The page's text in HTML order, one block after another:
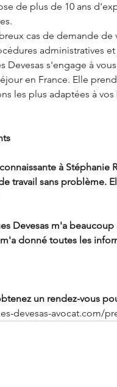
de plus de 10 ans
cas de demande
administratives
Devesas s'engage à
en France. Elle
les plus adaptées à vos
à
travail sans problème.
Devesas m'a
donné toutes les
un rendez-vous
devesas-avocat.com/